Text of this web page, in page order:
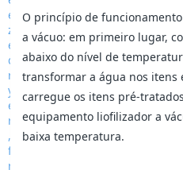
O princípio de
a vácuo: em primeiro lugar,
abaixo do nível de
transformar a água nos itens
carregue os itens pré-
equipamento liofilizador a
baixa temperatura.